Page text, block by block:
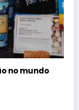
faz ação
em marca